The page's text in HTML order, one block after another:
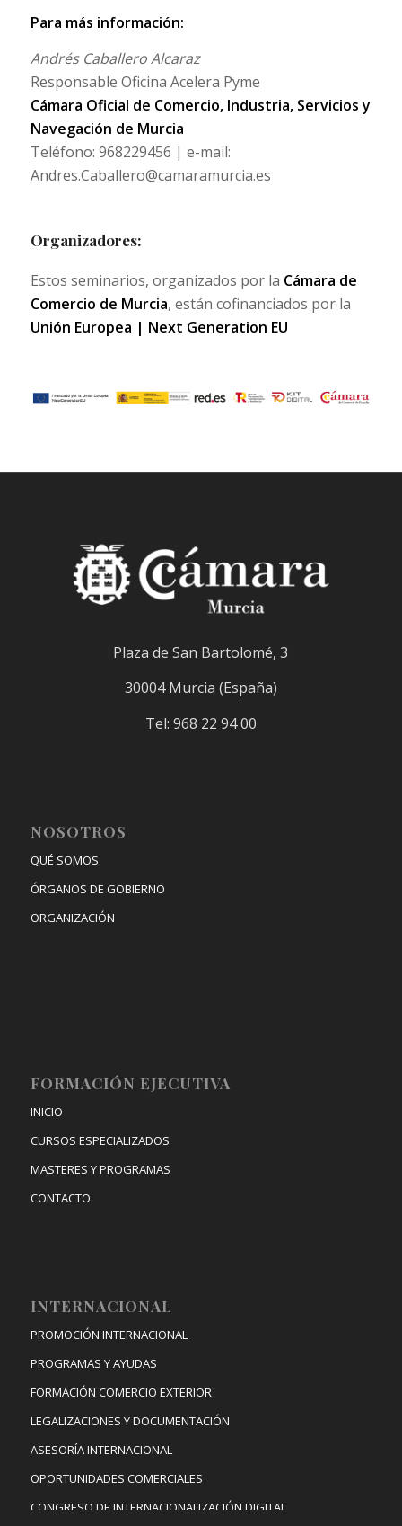
Para más información:
Andrés Caballero Alcaraz
Responsable Oficina Acelera Pyme
Cámara Oficial de Comercio, Industria, Servicios y
Navegación de Murcia
Teléfono: 968229456 | e-mail:
Andres.Caballero@camaramurcia.es
Organizadores:
Estos seminarios, organizados por la Cámara de
Comercio de Murcia, están cofinanciados por la
Unión Europea | Next Generation EU
Plaza de San Bartolomé, 3
30004 Murcia (España)
Tel: 968 22 94 00
NOSOTROS
QUÉ SOMOS
ÓRGANOS DE GOBIERNO
ORGANIZACIÓN
FORMACIÓN EJECUTIVA
INICIO
CURSOS ESPECIALIZADOS
MASTERES Y PROGRAMAS
CONTACTO
INTERNACIONAL
PROMOCIÓN INTERNACIONAL
PROGRAMAS Y AYUDAS
FORMACIÓN COMERCIO EXTERIOR
LEGALIZACIONES Y DOCUMENTACIÓN
ASESORÍA INTERNACIONAL
OPORTUNIDADES COMERCIALES
CONGRESO DE INTERNACIONALIZACIÓN DIGITAL